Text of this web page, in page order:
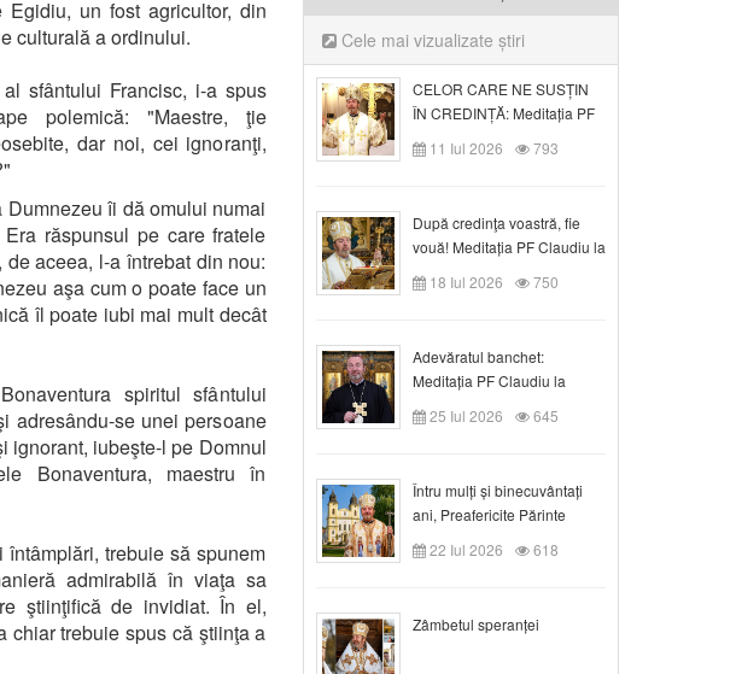
Egidiu, un fost agricultor, din
culturală a ordinului.
sfântului Francisc, i-a spus
polemică: "Maestre, ţie
dar noi, cei ignoranţi,
îi dă omului numai
răspunsul pe care fratele
aceea, l-a întrebat din nou:
aşa cum o poate face un
îl poate iubi mai mult decât
spiritul sfântului
adresându-se unei persoane
ignorant, iubeşte-l pe Domnul
Bonaventura, maestru în
trebuie să spunem
admirabilă în viaţa sa
ştiinţifică de invidiat. În el,
chiar trebuie spus că ştiinţa a
Cele mai vizualizate știri
CELOR CARE NE SUSȚIN
ÎN CREDINȚĂ: Meditația PF
Claudiu la Duminica a VI-a
după Rusalii
11 Iul 2026 793
După credinţa voastră, fie
vouă! Meditația PF Claudiu la
duminica a VII-a după Rusalii
18 Iul 2026 750
Adevăratul banchet:
Meditația PF Claudiu la
Duminica a VIII-a după
Rusalii
25 Iul 2026 645
Întru mulți și binecuvântați
ani, Preafericite Părinte
Claudiu!
22 Iul 2026 618
Zâmbetul speranței